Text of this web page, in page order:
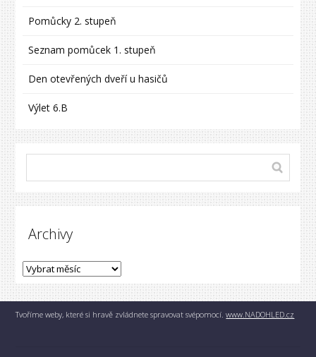
Pomůcky 2. stupeň
Seznam pomůcek 1. stupeň
Den otevřených dveří u hasičů
Výlet 6.B
Archivy
Tvoříme weby, které si hravě zvládnete spravovat svépomocí.www.NADOHLED.cz